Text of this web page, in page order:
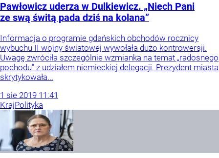
Pawłowicz uderza w Dulkiewicz. „Niech Pani
ze swą świtą pada dziś na kolana”
Informacja o programie gdańskich obchodów rocznicy
wybuchu II wojny światowej wywołała dużo kontrowersji.
Uwagę zwróciła szczególnie wzmianka na temat „radosnego
pochodu” z udziałem niemieckiej delegacji. Prezydent miasta
skrytykowała...
1 sie 2019 11:41
KrajPolityka